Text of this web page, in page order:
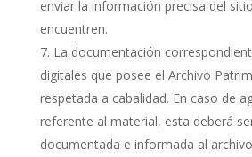
enviar la información precisa del
encuentren.
La documentación
digitales que posee el Archivo
respetada a cabalidad. En caso de
referente al material, esta deberá
documentada e informada al